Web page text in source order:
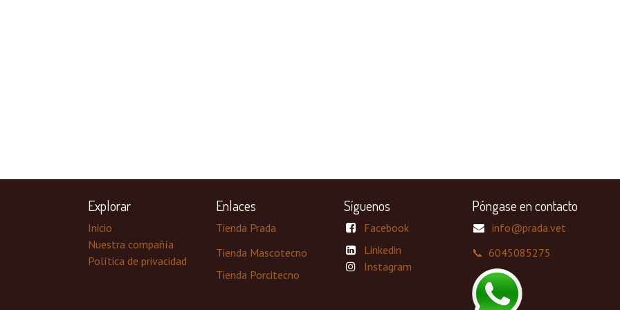
Explorar
Inicio
Nuestra compañía
Política de privacidad
Enlaces
Tienda Prada
Tienda Mascotecno
Tienda Porcitecno
Síguenos
Facebook
Linkedin
Instagram
Póngase en contacto
info@prada.vet
📞 6045085275